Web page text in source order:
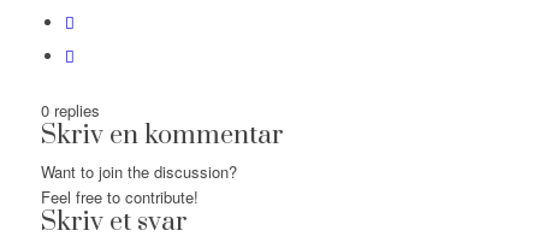
0 replies
Skriv en kommentar
Want to join the discussion?
Feel free to contribute!
Skriv et svar